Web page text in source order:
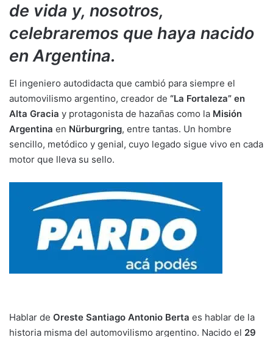
de vida y, nosotros,
celebraremos que haya nacido
en Argentina.
El ingeniero autodidacta que cambió para siempre el
automovilismo argentino, creador de “La Fortaleza” en
Alta Gracia y protagonista de hazañas como la Misión
Argentina en Nürburgring, entre tantas. Un hombre
sencillo, metódico y genial, cuyo legado sigue vivo en cada
motor que lleva su sello.
Hablar de Oreste Santiago Antonio Berta es hablar de la
historia misma del automovilismo argentino. Nacido el 29